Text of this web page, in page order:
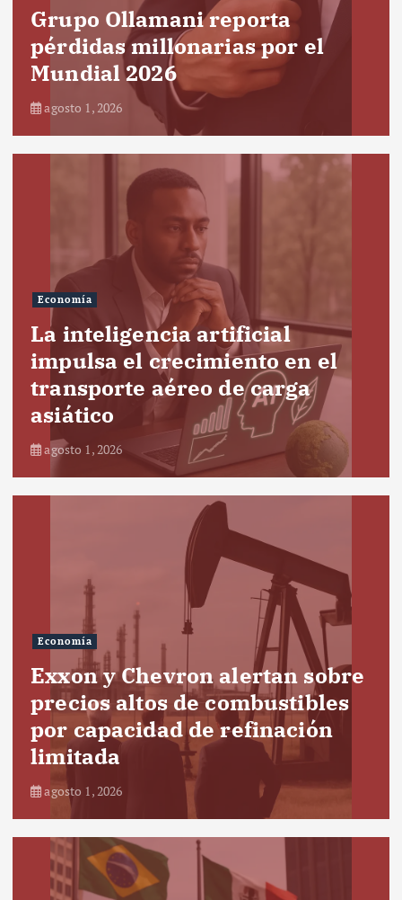
Grupo Ollamani reporta
pérdidas millonarias por el
Mundial 2026
agosto 1, 2026
Economía
La inteligencia artificial
impulsa el crecimiento en el
transporte aéreo de carga
asiático
agosto 1, 2026
Economía
Exxon y Chevron alertan sobre
precios altos de combustibles
por capacidad de refinación
limitada
agosto 1, 2026